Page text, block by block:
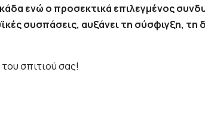
ενώ ο προσεκτικά επιλεγμένoς
συσπάσεις, αυξάνει τη σύσφιγξη, τη
σπιτιού σας!